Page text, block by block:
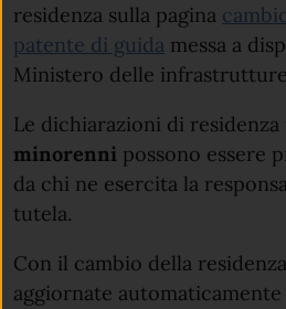
residenza sulla pagina
patente di guida messa a
Ministero delle
Le dichiarazioni di residenza
minorenni possono essere
da chi ne esercita la
tutela.
Con il cambio della
aggiornate